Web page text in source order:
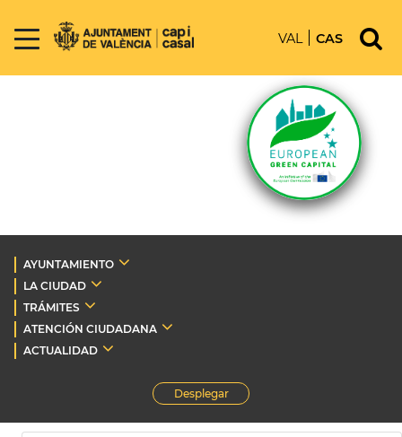
VAL CAS
AYUNTAMIENTO
LA CIUDAD
TRÁMITES
ATENCIÓN CIUDADANA
ACTUALIDAD
Desplegar